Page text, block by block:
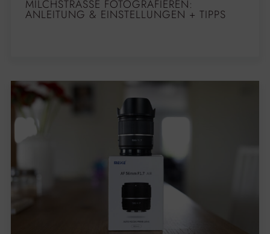
MILCHSTRASSE FOTOGRAFIEREN: A
NLEITUNG & EINSTELLUNGEN + TIPPS